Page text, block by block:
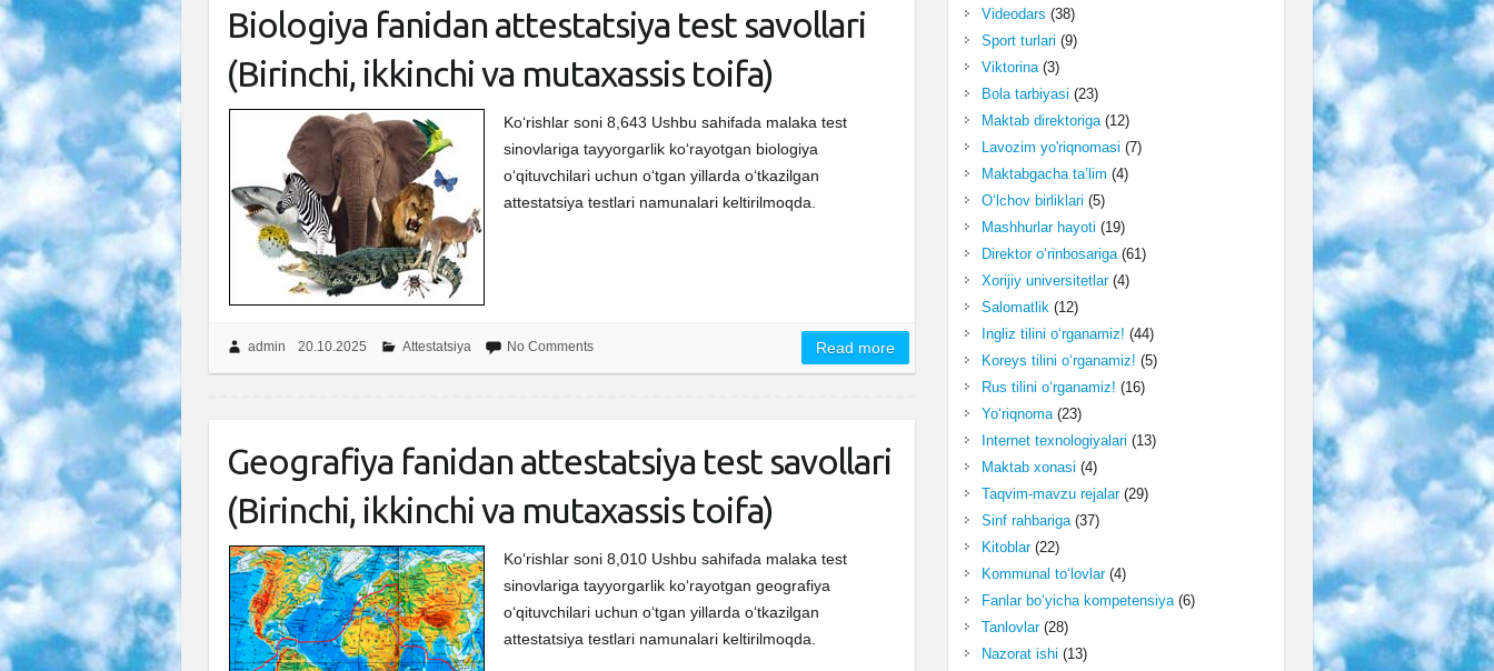
Biologiya fanidan attestatsiya test savollari
(Birinchi, ikkinchi va mutaxassis toifa)
Ko‘rishlar soni 8,643 Ushbu sahifada malaka test
sinovlariga tayyorgarlik ko‘rayotgan biologiya
o‘qituvchilari uchun o‘tgan yillarda o‘tkazilgan
attestatsiya testlari namunalari keltirilmoqda.
admin 20.10.2025 Attestatsiya No Comments Read more
Geografiya fanidan attestatsiya test savollari
(Birinchi, ikkinchi va mutaxassis toifa)
Ko‘rishlar soni 8,010 Ushbu sahifada malaka test
sinovlariga tayyorgarlik ko‘rayotgan geografiya
o‘qituvchilari uchun o‘tgan yillarda o‘tkazilgan
attestatsiya testlari namunalari keltirilmoqda.
Videodars (38)
Sport turlari (9)
Viktorina(3)
Bola tarbiyasi (23)
Maktab direktoriga(12)
Lavozim yo'riqnomasi (7)
Maktabgacha ta’lim (4)
O‘lchov birliklari (5)
Mashhurlar hayoti (19)
Direktor o‘rinbosariga(61)
Xorijiy universitetlar(4)
Salomatlik(12)
Ingliz tilini o‘rganamiz! (44)
Koreys tilini o‘rganamiz! (5)
Rus tilini o‘rganamiz! (16)
Yo‘riqnoma(23)
Internet texnologiyalari (13)
Maktab xonasi (4)
Taqvim-mavzu rejalar(29)
Sinf rahbariga(37)
Kitoblar(22)
Kommunal to‘lovlar(4)
Fanlar bo‘yicha kompetensiya(6)
Tanlovlar(28)
Nazorat ishi (13)